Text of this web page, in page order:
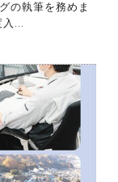
の執筆を務めま
...